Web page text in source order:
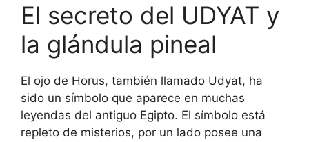
El secreto del UDYAT y
la glándula pineal
El ojo de Horus, también llamado Udyat, ha
sido un símbolo que aparece en muchas
leyendas del antiguo Egipto. El símbolo está
repleto de misterios, por un lado posee una